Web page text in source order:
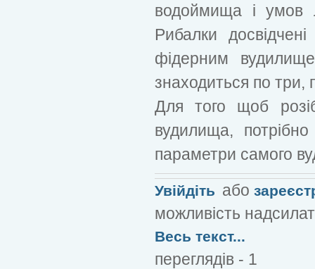
водоймища і умов
Рибалки
фідерним
знаходиться по три,
Для того щоб
вудилища,
параметри самого
Увійдіть або
можливість
Весь текст...
переглядів - 1